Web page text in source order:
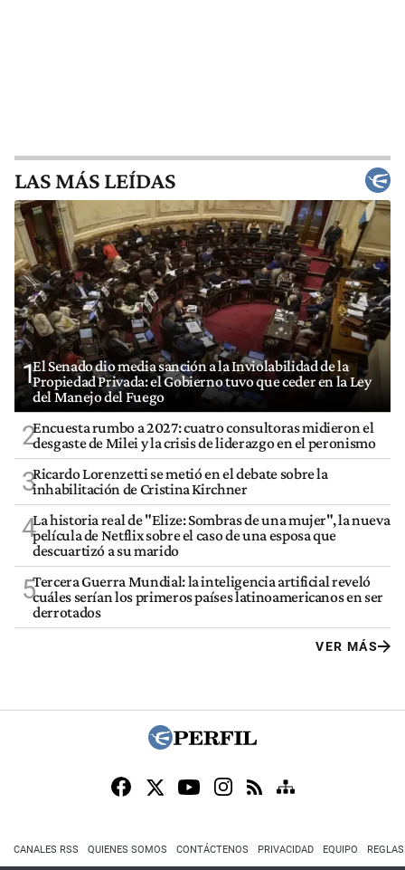
LAS MÁS LEÍDAS
1El Senado dio media sanción a la Inviolabilidad de la
Propiedad Privada: el Gobierno tuvo que ceder en la Ley
del Manejo del Fuego
2Encuesta rumbo a 2027: cuatro consultoras midieron el
desgaste de Milei y la crisis de liderazgo en el peronismo
3Ricardo Lorenzetti se metió en el debate sobre la
inhabilitación de Cristina Kirchner
4La historia real de "Elize: Sombras de una mujer", la nueva
película de Netflix sobre el caso de una esposa que
descuartizó a su marido
5Tercera Guerra Mundial: la inteligencia artificial reveló
cuáles serían los primeros países latinoamericanos en ser
derrotados
VER MÁS
CANALES RSS QUIENES SOMOS CONTÁCTENOS PRIVACIDAD EQUIPO